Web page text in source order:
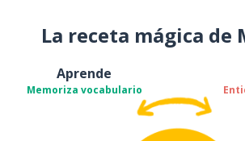
La receta mágica de
Aprende
Memoriza vocabulario